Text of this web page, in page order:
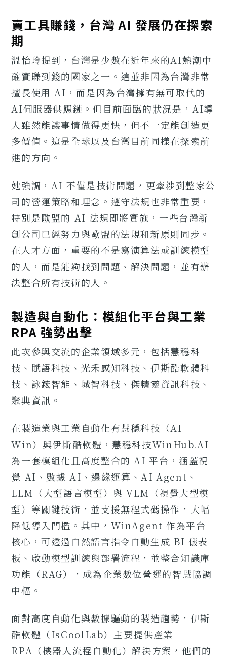
賣工具賺錢，台灣 AI 發展仍在探索
期
溫怡玲提到，台灣是少數在近年來的AI熱潮中
確實賺到錢的國家之一。這並非因為台灣非常
擅長使用 AI，而是因為台灣擁有無可取代的
AI伺服器供應鏈。但目前面臨的狀況是，AI導
入雖然能讓事情做得更快，但不一定能創造更
多價值。這是全球以及台灣目前同樣在探索前
進的方向。
她強調，AI 不僅是技術問題，更牽涉到整家公
司的營運策略和理念。遵守法規也非常重要，
特別是歐盟的 AI 法規即將實施，一些台灣新
創公司已經努力與歐盟的法規和新原則同步。
在人才方面，重要的不是寫演算法或訓練模型
的人，而是能夠找到問題、解決問題，並有辦
法整合所有技術的人。
製造與自動化：模組化平台與工業
RPA 強勢出擊
此次參與交流的企業領域多元，包括慧穩科
技、賦語科技、光禾感知科技、伊斯酷軟體科
技、詠鋐智能、城智科技、傑精靈資訊科技、
聚典資訊。
在製造業與工業自動化有慧穩科技（AI
Win）與伊斯酷軟體，慧穩科技WinHub.AI
為一套模組化且高度整合的 AI 平台，涵蓋視
覺 AI、數據 AI、邊緣運算、AI Agent、
LLM（大型語言模型）與 VLM（視覺大型模
型）等關鍵技術，並支援無程式碼操作，大幅
降低導入門檻。其中，WinAgent 作為平台
核心，可透過自然語言指令自動生成 BI 儀表
板、啟動模型訓練與部署流程，並整合知識庫
功能（RAG），成為企業數位營運的智慧協調
中樞。
面對高度自動化與數據驅動的製造趨勢，伊斯
酷軟體（IsCoolLab）主要提供產業
RPA（機器人流程自動化）解決方案，他們的